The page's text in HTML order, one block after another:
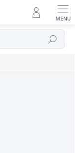
Hľadať